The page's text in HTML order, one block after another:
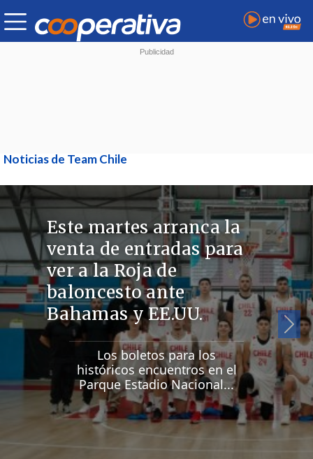
Noticias de Team Chile
Este martes arranca la
venta de entradas para
ver a la Roja de
baloncesto ante
Bahamas y EE.UU.
Los boletos para los
históricos encuentros en el
Parque Estadio Nacional...